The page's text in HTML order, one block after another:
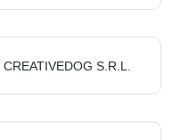
CREATIVEDOG S.R.L.